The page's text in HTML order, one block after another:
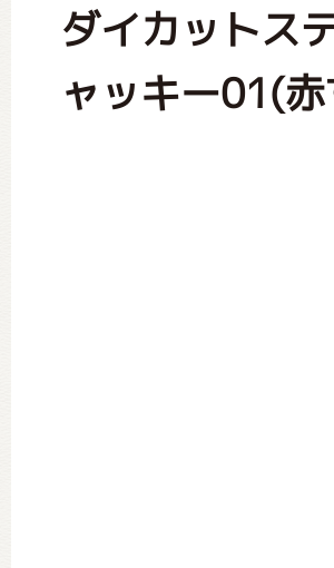
ダイカットス
ャッキー01(
絵本・作家紹介
ミュージカル・コ
おたのしみコン